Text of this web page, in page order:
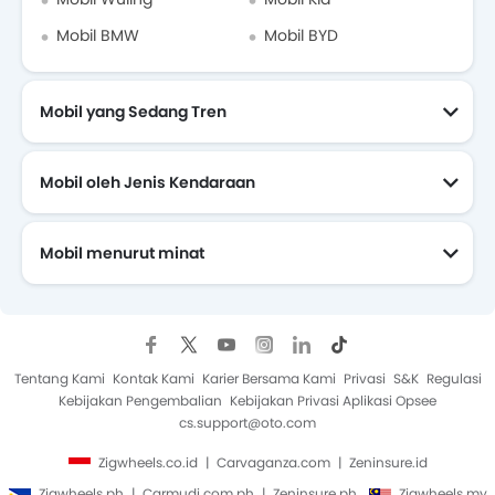
Mobil BMW
Mobil BYD
Mobil yang Sedang Tren
Mobil oleh Jenis Kendaraan
Mobil menurut minat
Tentang Kami Kontak Kami Karier Bersama Kami Privasi S&K Regulasi
Kebijakan Pengembalian Kebijakan Privasi Aplikasi Opsee
cs.support@oto.com
Zigwheels.co.id Carvaganza.com
Zeninsure.id